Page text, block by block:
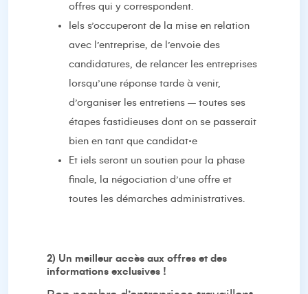
offres qui y correspondent.
Iels s’occuperont de la mise en relation
avec l’entreprise, de l’envoie des
candidatures, de relancer les entreprises
lorsqu’une réponse tarde à venir,
d’organiser les entretiens – toutes ses
étapes fastidieuses dont on se passerait
bien en tant que candidat·e
Et iels seront un soutien pour la phase
finale, la négociation d’une offre et
toutes les démarches administratives.
2) Un meilleur accès aux offres et des
informations exclusives !